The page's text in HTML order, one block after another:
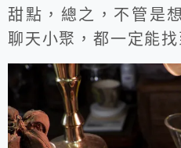
甜點，總之，不管是
聊天小聚，都一定能找